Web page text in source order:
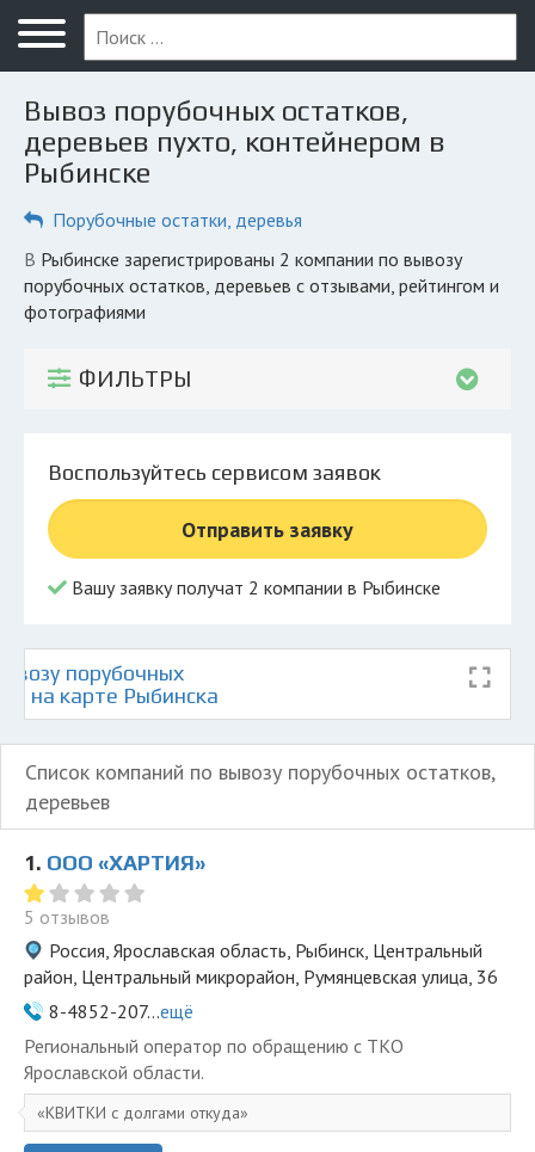
Меню
Главная
Вопрос юристу
Рыбинск
ПОЛЬЗОВАТЕЛЯМ
Компании
Экоблог
Личный кабинет
Вывоз порубочных остатков,
деревьев пухто, контейнером в
Рыбинске
Порубочные остатки, деревья
в Рыбинске зарегистрированы 2 компании по вывозу
порубочных остатков, деревьев с отзывами, рейтингом и
фотографиями
ФИЛЬТРЫ
Воспользуйтесь сервисом заявок
Отправить заявку
Вашу заявку получат 2 компании в Рыбинске
порубочных
на карте Рыбинска
Список компаний по вывозу порубочных остатков,
деревьев
1. ООО «ХАРТИЯ»
5 отзывов
Россия, Ярославская область, Рыбинск, Центральный
район, Центральный микрорайон, Румянцевская улица, 36
8-4852-207...ещё
Региональный оператор по обращению с ТКО
Ярославской области.
КВИТКИ с долгами откуда